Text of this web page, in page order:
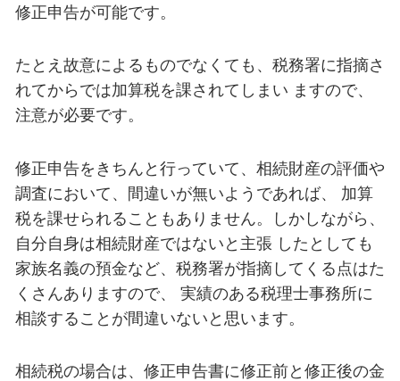
修正申告が可能です。
たとえ故意によるものでなくても、税務署に指摘さ
れてからでは加算税を課されてしまい ますので、
注意が必要です。
修正申告をきちんと行っていて、相続財産の評価や
調査において、間違いが無いようであれば、 加算
税を課せられることもありません。しかしながら、
自分自身は相続財産ではないと主張 したとしても
家族名義の預金など、税務署が指摘してくる点はた
くさんありますので、 実績のある税理士事務所に
相談することが間違いないと思います。
相続税の場合は、修正申告書に修正前と修正後の金